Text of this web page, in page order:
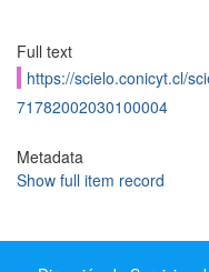
Full text
https://scielo.conicyt.cl/
71782002030100004
Metadata
Show full item record